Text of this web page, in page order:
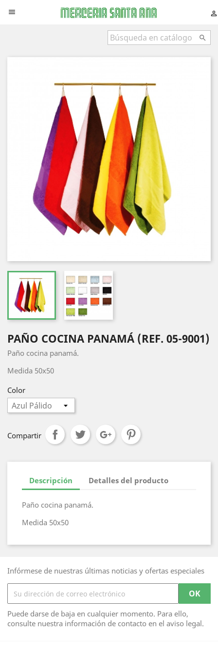
 

PAÑO COCINA PANAMÁ (REF. 05-9001)
Paño cocina panamá.
Medida 50x50
Color
Compartir
Descripción Detalles del producto
Paño cocina panamá.
Medida 50x50
Infórmese de nuestras últimas noticias y ofertas especiales
Puede darse de baja en cualquier momento. Para ello,
consulte nuestra información de contacto en el aviso legal.